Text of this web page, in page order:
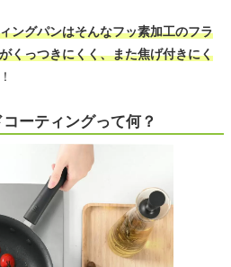
ングパンはそんなフッ素加工のフラ
くっつきにくく、また焦げ付きにく
ーティングって何？